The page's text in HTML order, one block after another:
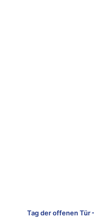
Tag der offenen Tür